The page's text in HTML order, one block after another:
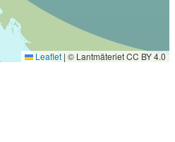
Leaflet | © Lantmäteriet CC BY 4.0